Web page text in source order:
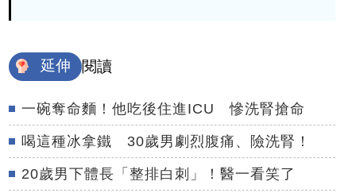
延伸 閱讀
一碗奪命麵！他吃後住進ICU 慘洗腎搶命
喝這種冰拿鐵 30歲男劇烈腹痛、險洗腎！
20歲男下體長「整排白刺」！醫一看笑了